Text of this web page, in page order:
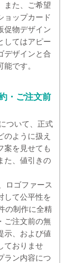
また、ご希望
ョップカード
促物デザイン
してはアピー
デザインと合
です。
・ご注文前
ついて、正式
のように扱え
案を見せても
た、値引きの
ロゴファース
して公平性を
の制作に全精
ご注文前の無
示、および値
ておりませ
ラン内容につ